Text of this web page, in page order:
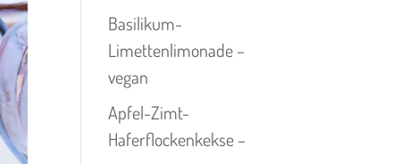
Basilikum-
Limettenlimonade –
vegan
Apfel-Zimt-
Haferflockenkekse –